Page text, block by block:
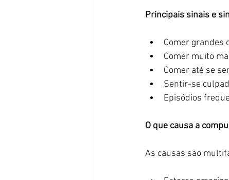
Principais sinais e
Comer grandes
Comer muito
Comer até se
Sentir-se
Episódios
O que causa a
As causas são